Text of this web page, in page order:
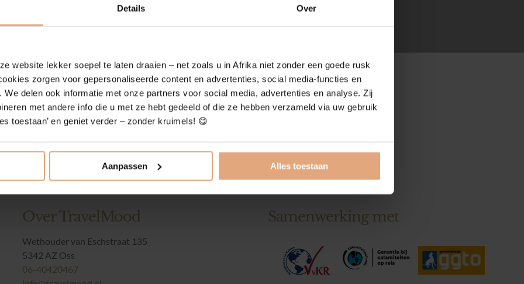
Details Over
website lekker soepel te laten draaien – net zoals u in Afrika niet zonder een goede rusk
zorgen voor gepersonaliseerde content en advertenties, social media-functies en
We delen ook informatie met onze partners voor social media, advertenties en analyse. Zij
met andere info die u met ze hebt gedeeld of die ze hebben verzameld via uw gebruik
toestaan’ en geniet verder – zonder kruimels! 😋
Aanpassen Alles toestaan
Over TravelMood
Wethouder van Eschstraat 135
5342 AZ Oss
06-40420467
Samenwerking met